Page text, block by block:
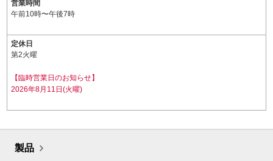
営業時間
午前10時〜午後7時
定休日
第2火曜
【臨時営業日のお知らせ】
2026年8月11日(火曜)
製品